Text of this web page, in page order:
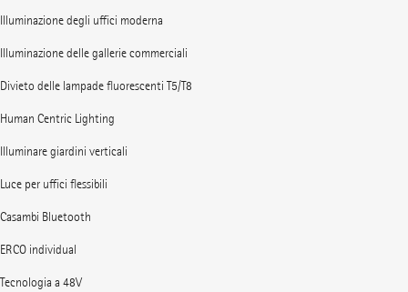
Illuminazione degli uffici moderna
Illuminazione delle gallerie commerciali
Divieto delle lampade fluorescenti T5/T8
Human Centric Lighting
Illuminare giardini verticali
Luce per uffici flessibili
Casambi Bluetooth
ERCO individual
Tecnologia a 48V